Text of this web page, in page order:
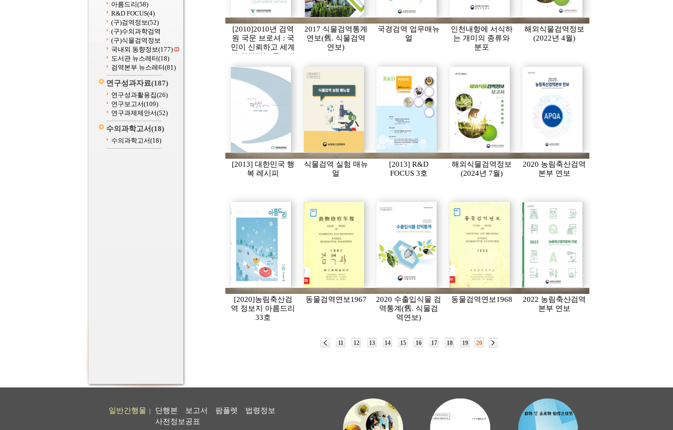
아름드리(58)
R&D FOCUS(4)
(구)검역정보(52)
(구)수의과학검역
(구)식물검역정보
국내외 동향정보(177)
도서관 뉴스레터(18)
검역본부 뉴스레터(81)
연구성과자료(187)
연구성과활용집(26)
연구보고서(109)
연구과제제안서(52)
수의과학고서(18)
수의과학고서(18)
[2010]2010년 검역
원 국문 브로셔 : 국
민이 신뢰하고 세계
가 인정하는 글로벌
2017 식물검역통계
연보(舊. 식물검역
연보)
국경검역 업무매뉴
얼
인천내항에 서식하
는 개미의 종류와
분포
해외식물검역정보
(2022년 4월)
[2013] 대한민국 행
복 레시피
식물검역 실험 매뉴
얼
[2013] R&D
FOCUS 3호
해외식물검역정보
(2024년 7월)
2020 농림축산검역
본부 연보
[2020]농림축산검
역 정보지 아름드리
33호
동물검역연보1967
2020 수출입식물 검
역통계(舊. 식물검
역연보)
동물검역연보1968
2022 농림축산검역
본부 연보
11 12 13 14 15 16 17 18 19 20
일반간행물 단행본 보고서 팜플렛
법령정보
사전정보공표